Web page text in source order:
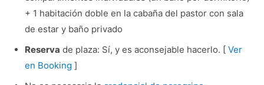
+ 1 habitación doble en la cabaña del pastor con sala
de estar y baño privado
Reserva de plaza: Sí, y es aconsejable hacerlo. [ Ver
en Booking ]